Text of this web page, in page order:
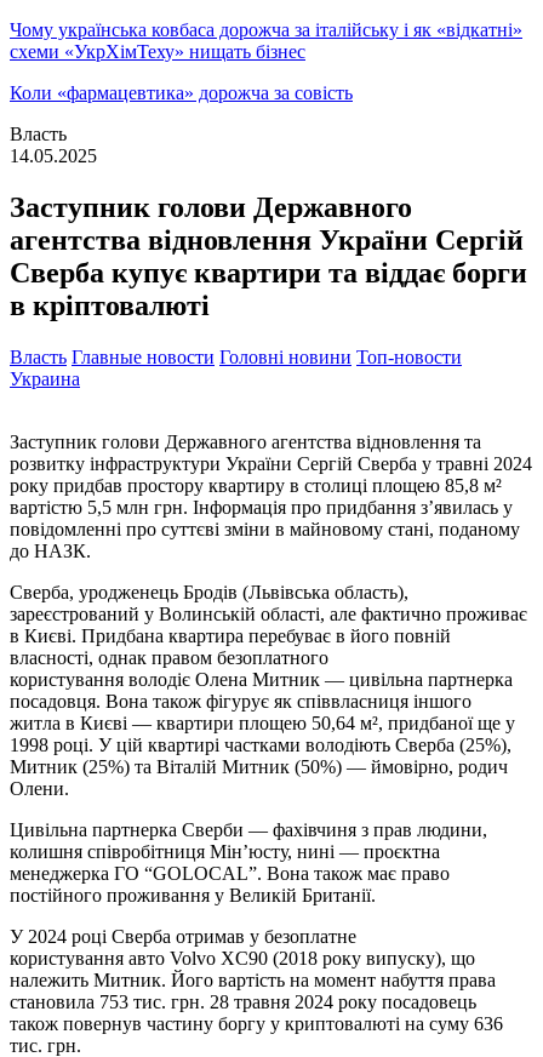
Чому українська ковбаса дорожча за італійську і як «відкатні»
схеми «УкрХімТеху» нищать бізнес
Коли «фармацевтика» дорожча за совість
Власть
14.05.2025
Заступник голови Державного
агентства відновлення України Сергій
Сверба купує квартири та віддає борги
в кріптовалюті
Власть Главные новости Головні новини Топ-новости
Украина
Заступник голови Державного агентства відновлення та
розвитку інфраструктури України Сергій Сверба у травні 2024
року придбав простору квартиру в столиці площею 85,8 м²
вартістю 5,5 млн грн. Інформація про придбання з’явилась у
повідомленні про суттєві зміни в майновому стані, поданому
до НАЗК.
Сверба, уродженець Бродів (Львівська область),
зареєстрований у Волинській області, але фактично проживає
в Києві. Придбана квартира перебуває в його повній
власності, однак правом безоплатного
користування володіє Олена Митник — цивільна партнерка
посадовця. Вона також фігурує як співвласниця іншого
житла в Києві — квартири площею 50,64 м², придбаної ще у
1998 році. У цій квартирі частками володіють Сверба (25%),
Митник (25%) та Віталій Митник (50%) — ймовірно, родич
Олени.
Цивільна партнерка Сверби — фахівчиня з прав людини,
колишня співробітниця Мін’юсту, нині — проєктна
менеджерка ГО “GOLOCAL”. Вона також має право
постійного проживання у Великій Британії.
У 2024 році Сверба отримав у безоплатне
користування авто Volvo XC90 (2018 року випуску), що
належить Митник. Його вартість на момент набуття права
становила 753 тис. грн. 28 травня 2024 року посадовець
також повернув частину боргу у криптовалюті на суму 636
тис. грн.